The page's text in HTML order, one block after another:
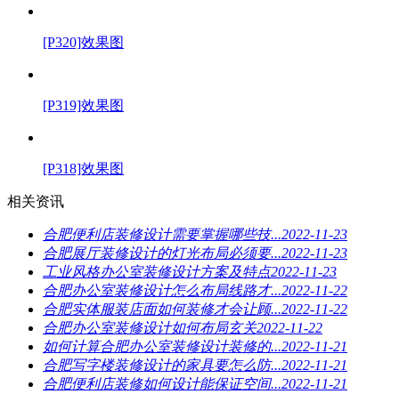
[P320]效果图
[P319]效果图
[P318]效果图
相关资讯
合肥便利店装修设计需要掌握哪些技...2022-11-23
合肥展厅装修设计的灯光布局必须要...2022-11-23
工业风格办公室装修设计方案及特点2022-11-23
合肥办公室装修设计怎么布局线路才...2022-11-22
合肥实体服装店面如何装修才会让顾...2022-11-22
合肥办公室装修设计如何布局玄关2022-11-22
如何计算合肥办公室装修设计装修的...2022-11-21
合肥写字楼装修设计的家具要怎么防...2022-11-21
合肥便利店装修如何设计能保证空间...2022-11-21